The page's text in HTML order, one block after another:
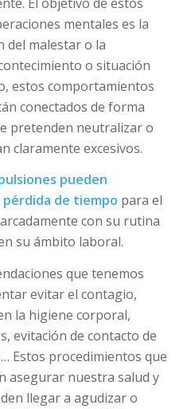
mentales es la
del malestar o la
o situación
estos comportamientos
conectados de forma
pretenden neutralizar o
claramente excesivos.
pueden
de tiempo para el
con su rutina
su ámbito laboral.
que tenemos
evitar el contagio,
la higiene corporal,
evitación de contacto de
Estos procedimientos que
asegurar nuestra salud y
llegar a agudizar o